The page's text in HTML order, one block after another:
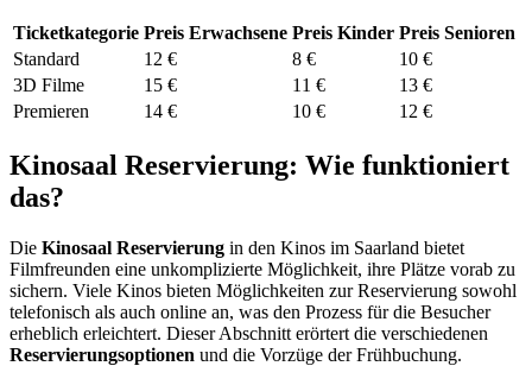
Ticketkategorie Preis Erwachsene Preis Kinder Preis Senioren
Standard
12 € 8 €
10 €
3D Filme
15 € 11 €
13 €
Premieren
14 € 10 € 12 €
Kinosaal Reservierung: Wie funktioniert
das?
Die Kinosaal Reservierung in den Kinos im Saarland bietet
Filmfreunden eine unkomplizierte Möglichkeit, ihre Plätze vorab zu
sichern. Viele Kinos bieten Möglichkeiten zur Reservierung sowohl
telefonisch als auch online an, was den Prozess für die Besucher
erheblich erleichtert. Dieser Abschnitt erörtert die verschiedenen
Reservierungsoptionen und die Vorzüge der Frühbuchung.